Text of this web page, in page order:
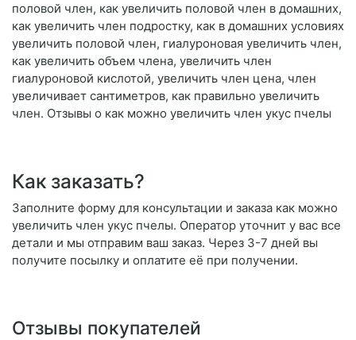
половой член, как увеличить половой член в домашних,
как увеличить член подростку, как в домашних условиях
увеличить половой член, гиалуроновая увеличить член,
как увеличить объем члена, увеличить член
гиалуроновой кислотой, увеличить член цена, член
увеличивает сантиметров, как правильно увеличить
член. Отзывы о как можно увеличить член укус пчелы
Как заказать?
Заполните форму для консультации и заказа как можно
увеличить член укус пчелы. Оператор уточнит у вас все
детали и мы отправим ваш заказ. Через 3-7 дней вы
получите посылку и оплатите её при получении.
Отзывы покупателей